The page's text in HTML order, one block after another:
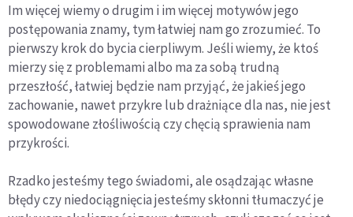
Im więcej wiemy o drugim i im więcej motywów jego
postępowania znamy, tym łatwiej nam go zrozumieć. To
pierwszy krok do bycia cierpliwym. Jeśli wiemy, że ktoś
mierzy się z problemami albo ma za sobą trudną
przeszłość, łatwiej będzie nam przyjąć, że jakieś jego
zachowanie, nawet przykre lub drażniące dla nas, nie jest
spowodowane złośliwością czy chęcią sprawienia nam
przykrości.
Rzadko jesteśmy tego świadomi, ale osądzając własne
błędy czy niedociągnięcia jesteśmy skłonni tłumaczyć je